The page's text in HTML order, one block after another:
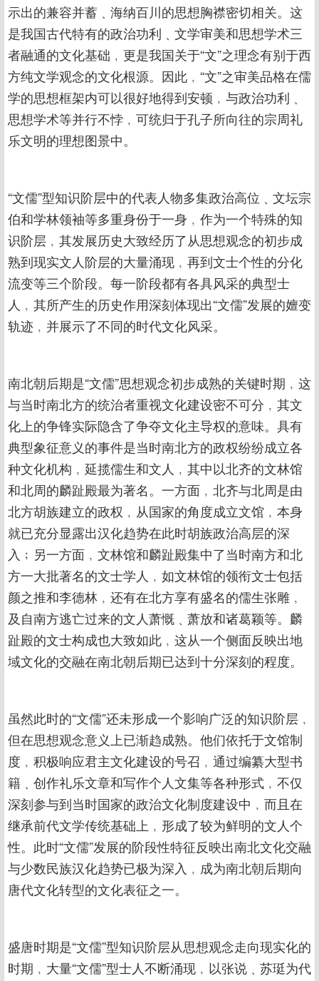
示出的兼容并蓄﹑海纳百川的思想胸襟密切相关。这
是我国古代特有的政治功利﹑文学审美和思想学术三
者融通的文化基础﹐更是我国关于“文”之理念有别于西
方纯文学观念的文化根源。因此﹐“文”之审美品格在儒
学的思想框架内可以很好地得到安顿﹐与政治功利﹑
思想学术等并行不悖﹐可统归于孔子所向往的宗周礼
乐文明的理想图景中。
“文儒”型知识阶层中的代表人物多集政治高位﹑文坛宗
伯和学林领袖等多重身份于一身﹐作为一个特殊的知
识阶层﹐其发展历史大致经历了从思想观念的初步成
熟到现实文人阶层的大量涌现﹐再到文士个性的分化
流变等三个阶段。每一阶段都有各具风采的典型士
人﹐其所产生的历史作用深刻体现出“文儒”发展的嬗变
轨迹﹐并展示了不同的时代文化风采。
南北朝后期是“文儒”思想观念初步成熟的关键时期﹐这
与当时南北方的统治者重视文化建设密不可分﹐其文
化上的争锋实际隐含了争夺文化主导权的意味。具有
典型象征意义的事件是当时南北方的政权纷纷成立各
种文化机构﹐延揽儒生和文人﹐其中以北齐的文林馆
和北周的麟趾殿最为著名。一方面﹐北齐与北周是由
北方胡族建立的政权﹐从国家的角度成立文馆﹐本身
就已充分显露出汉化趋势在此时胡族政治高层的深
入﹔另一方面﹐文林馆和麟趾殿集中了当时南方和北
方一大批著名的文士学人﹐如文林馆的领衔文士包括
颜之推和李德林﹐还有在北方享有盛名的儒生张雕﹐
及自南方逃亡过来的文人萧慨﹑萧放和诸葛颖等。麟
趾殿的文士构成也大致如此﹐这从一个侧面反映出地
域文化的交融在南北朝后期已达到十分深刻的程度。
虽然此时的“文儒”还未形成一个影响广泛的知识阶层﹐
但在思想观念意义上已渐趋成熟。他们依托于文馆制
度﹐积极响应君主文化建设的号召﹐通过编纂大型书
籍﹑创作礼乐文章和写作个人文集等各种形式﹐不仅
深刻参与到当时国家的政治文化制度建设中﹐而且在
继承前代文学传统基础上﹐形成了较为鲜明的文人个
性。此时“文儒”发展的阶段性特征反映出南北文化交融
与少数民族汉化趋势已极为深入﹐成为南北朝后期向
唐代文化转型的文化表征之一。
盛唐时期是“文儒”型知识阶层从思想观念走向现实化的
时期﹐大量“文儒”型士人不断涌现﹐以张说﹑苏珽为代